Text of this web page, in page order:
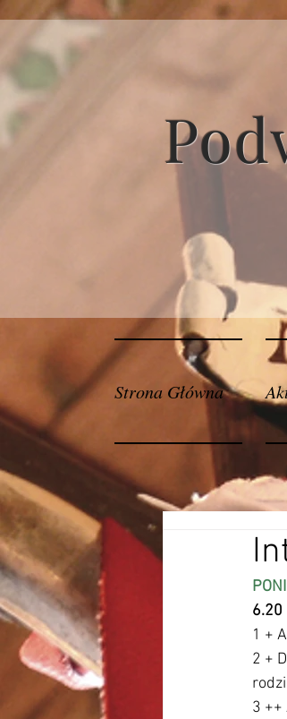
Strona Główna
6.20
1 +
2 +
3 ++